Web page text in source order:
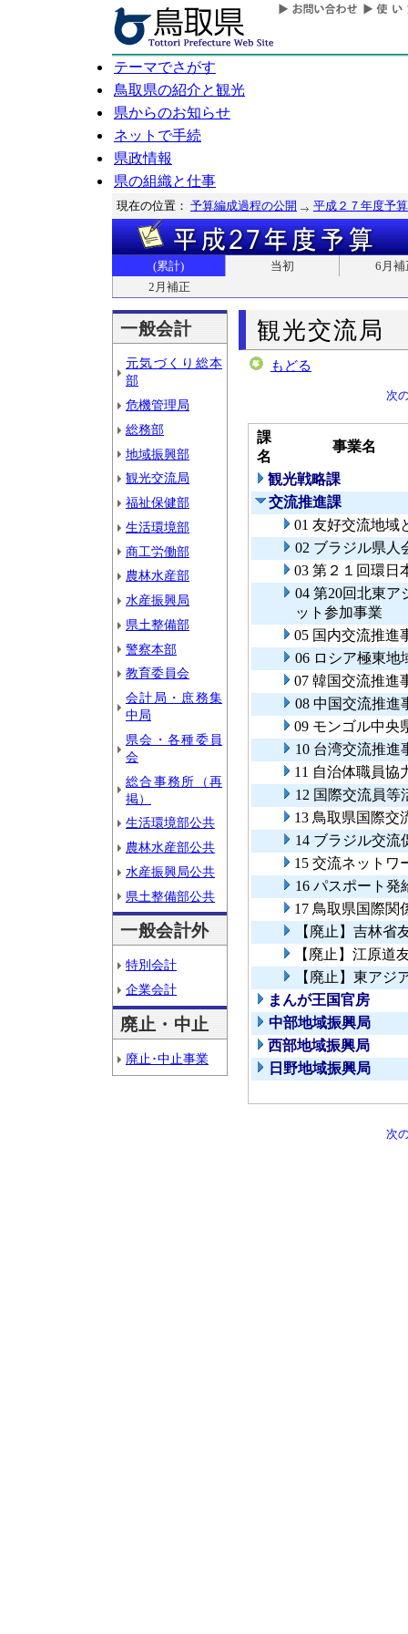
テーマでさがす
鳥取県の紹介と観光
県からのお知らせ
ネットで手続
県政情報
県の組織と仕事
現在の位置： 予算編成過程の公開 平成２７年度予算
(累計) 当初
6月補
2月補正
一般会計
元気づくり総本
部
危機管理局
総務部
地域振興部
観光交流局
福祉保健部
生活環境部
商工労働部
農林水産部
水産振興局
県土整備部
警察本部
教育委員会
会計局・庶務集
中局
県会・各種委員
会
総合事務所（再
掲）
生活環境部公共
農林水産部公共
水産振興局公共
県土整備部公共
一般会計外
特別会計
企業会計
廃止・中止
廃止･中止事業
観光交流局
もどる
次
課
名
事業名
観光戦略課
交流推進課
01 友好交流地域
02 ブラジル県人
03 第２１回環日
04 第20回北東
ット参加事業
05 国内交流推進
06 ロシア極東地
07 韓国交流推進
08 中国交流推進
09 モンゴル中央
10 台湾交流推進
11 自治体職員協
12 国際交流員等
13 鳥取県国際交
14 ブラジル交流
15 交流ネットワ
16 パスポート発
17 鳥取県国際関
【廃止】吉林省
【廃止】江原道
【廃止】東アジ
まんが王国官房
中部地域振興局
西部地域振興局
日野地域振興局
次